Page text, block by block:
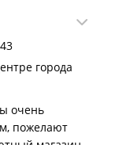
города
очень
пожелают